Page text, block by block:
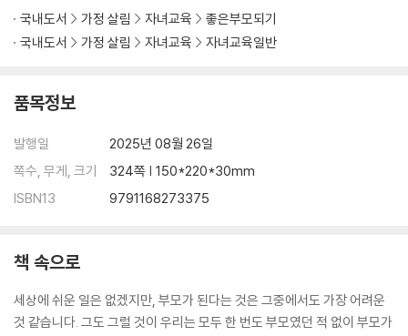
공부 주도성은 ‘믿는 부모’에게서 생긴다
아이가 스스로 공부를 설계하는 힘, 메타인지
내 아이 진로 프로필 만들기
공부보다 먼저 바꿔야 할 집안 풍경
말만 바뀌어도 내적 동기가 향상된다
※ 아이의 마음을 열어 주는 부모의 대화법 Q&A
5. 우리 집만의 흔들리지 않는 기준 세우기
교육 정보를 선별하는 4가지 기준
SNS 시대, 정보 다이어트 실천법
기준 있는 집은 실패를 환영한다
부모가 함께 세우는 양육의 기준
국내도서 가정 살림 자녀교육
좋은부모되기
국내도서
가정 살림 자녀교육 자녀교육일반
품목정보
발행일
2025년 08월 26일
쪽수, 무게, 크기
324쪽 | 150*220*30mm
ISBN13
9791168273375
책 속으로
세상에 쉬운 일은 없겠지만, 부모가 된다는 것은 그중에서도 가장 어려운
것 같습니다. 그도 그럴 것이 우리는 모두 한 번도 부모였던 적 없이 부모가